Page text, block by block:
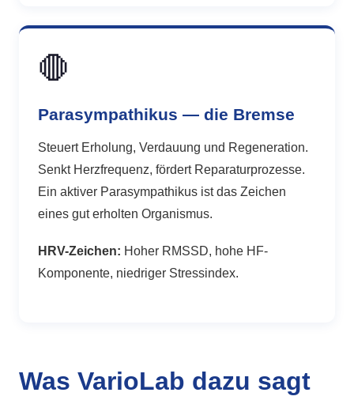
🛑
Parasympathikus — die Bremse
Steuert Erholung, Verdauung und Regeneration.
Senkt Herzfrequenz, fördert Reparaturprozesse.
Ein aktiver Parasympathikus ist das Zeichen
eines gut erholten Organismus.
HRV-Zeichen: Hoher RMSSD, hohe HF-
Komponente, niedriger Stressindex.
Was VarioLab dazu sagt